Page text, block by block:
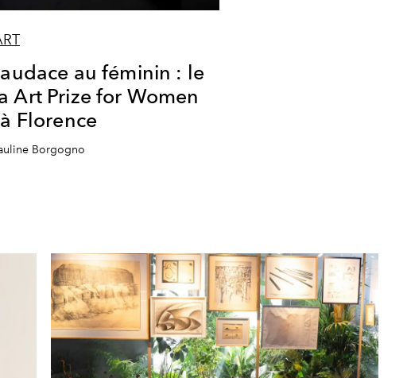
au féminin : le
Art Prize for Women
Florence
Borgogno